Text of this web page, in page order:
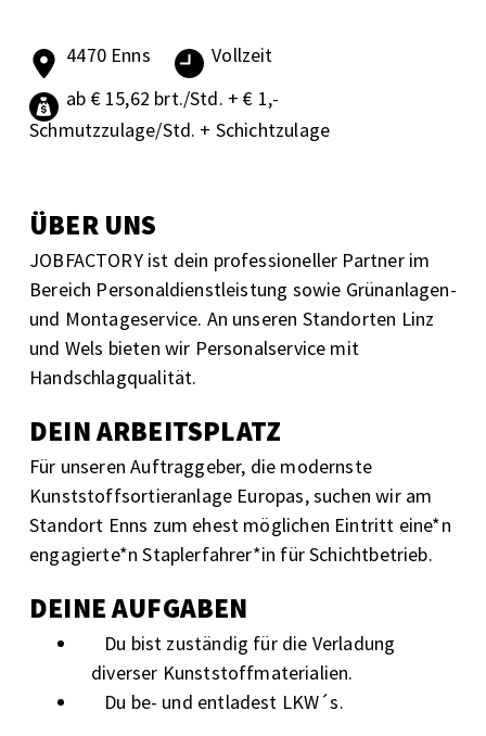
4470 Enns
Vollzeit
ab € 15,62 brt./Std. + € 1,-
Schmutzzulage/Std. + Schichtzulage
ÜBER UNS
JOBFACTORY ist dein professioneller Partner im
Bereich Personaldienstleistung sowie Grünanlagen-
und Montageservice. An unseren Standorten Linz
und Wels bieten wir Personalservice mit
Handschlagqualität.
DEIN ARBEITSPLATZ
Für unseren Auftraggeber, die modernste
Kunststoffsortieranlage Europas, suchen wir am
Standort Enns zum ehest möglichen Eintritt eine*n
engagierte*n Staplerfahrer*in für Schichtbetrieb.
DEINE AUFGABEN
Du bist zuständig für die Verladung
diverser Kunststoffmaterialien.
Du be- und entladest LKW´s.